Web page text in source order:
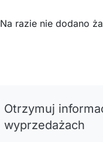
Na razie nie dodano
Otrzymuj
wyprzedażach